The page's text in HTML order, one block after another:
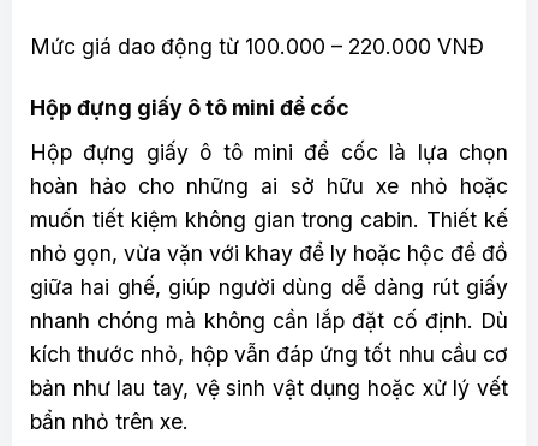
Mức giá dao động từ 100.000 – 220.000 VNĐ
Hộp đựng giấy ô tô mini để cốc
Hộp đựng giấy ô tô mini để cốc là lựa chọn
hoàn hảo cho những ai sở hữu xe nhỏ hoặc
muốn tiết kiệm không gian trong cabin. Thiết kế
nhỏ gọn, vừa vặn với khay để ly hoặc hộc để đồ
giữa hai ghế, giúp người dùng dễ dàng rút giấy
nhanh chóng mà không cần lắp đặt cố định. Dù
kích thước nhỏ, hộp vẫn đáp ứng tốt nhu cầu cơ
bản như lau tay, vệ sinh vật dụng hoặc xử lý vết
bẩn nhỏ trên xe.